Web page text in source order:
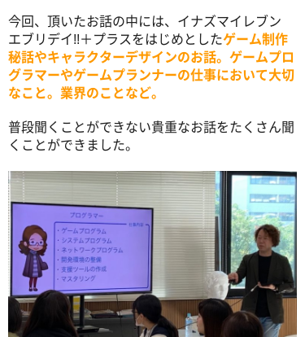
卒業生からのメッセージ
今回、頂いたお話の中には、イナズマイレブン
エブリデイ!!＋プラスをはじめとしたゲーム制作
秘話やキャラクターデザインのお話。 ゲームプロ
グラマーやゲームプランナーの仕事において大切
なこと。業界のことなど。
普段聞くことができない貴重なお話をたくさん聞
くことができました。